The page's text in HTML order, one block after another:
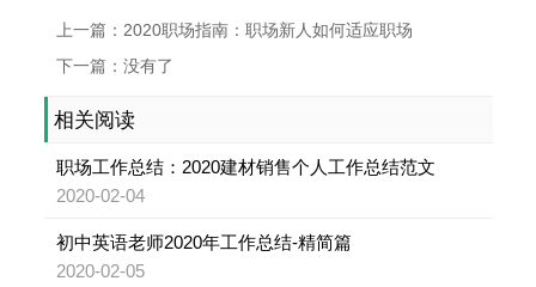
上一篇：2020职场指南：职场新人如何适应职场
下一篇：没有了
相关阅读
职场工作总结：2020建材销售个人工作总结范文
2020-02-04
初中英语老师2020年工作总结-精简篇
2020-02-05